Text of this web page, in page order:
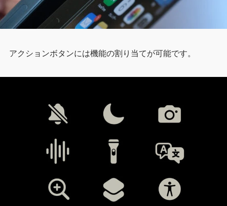
アクションボタンには機能の割り当てが可能です。